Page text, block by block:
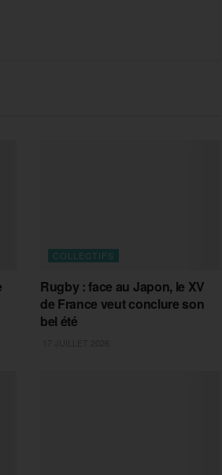
COLLECTIFS
Rugby : face au Japon, le XV
de France veut conclure son
bel été